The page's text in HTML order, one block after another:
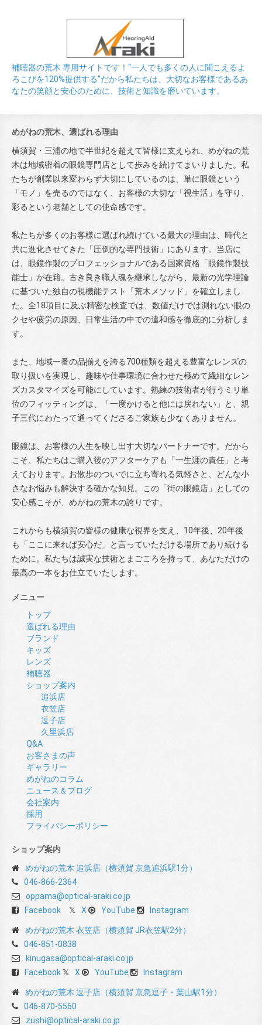
補聴器の荒木 専用サイトです！“一人でも多くの人に聞こえるよ
ろこびを120%提供する”だから私たちは、大切なお客様であるあ
なたの笑顔と安心のために、技術と知識を磨いています。
めがねの荒木、選ばれる理由
横須賀・三浦の地で半世紀を超えて皆様に支えられ、めがねの荒
木は地域密着の眼鏡専門店として歩みを続けてまいりました。私
たちが創業以来変わらず大切にしているのは、単に眼鏡という
「モノ」を売るのではなく、お客様の大切な「視生活」を守り、
彩るという老舗としての使命感です。
私たちが多くのお客様に選ばれ続けている最大の理由は、時代と
共に進化させてきた「圧倒的な専門技術」にあります。当店に
は、眼鏡作製のプロフェッショナルである国家資格「眼鏡作製技
能士」が在籍。古き良き職人魂を継承しながら、最新の光学理論
に基づいた独自の視機能テスト「荒木メソッド」を確立しまし
た。全18項目に及ぶ精密な検査では、数値だけでは測れない眼の
クセや疲労の原因、日常生活の中での違和感を徹底的に分析しま
す。
また、地域一番の品揃えを誇る700種類を超える豊富なレンズの
取り扱いを実現し、趣味や仕事環境に合わせた極めて繊細なレン
ズカスタマイズを可能にしています。熟練の技術者が行うミリ単
位のフィッティングは、「一度かけると他には戻れない」と、親
子三代にわたって通ってくださるご家族も少なくありません。
眼鏡は、お客様の人生を映し出す大切なパートナーです。だから
こそ、私たちはご購入後のアフターケアも「一生涯の責任」と考
えております。お散歩のついでに立ち寄れる気軽さと、どんな小
さなお悩みも解決する確かな知見。この「街の眼鏡店」としての
安心感こそが、めがねの荒木の誇りです。
これからも横須賀の皆様の健康な視界を支え、10年後、20年後
も「ここに来れば安心だ」と言っていただける場所であり続ける
ために。私たちは誠実な技術とまごころを持って、あなただけの
最高の一本をお仕立ていたします。
メニュー
トップ
選ばれる理由
ブランド
キッズ
レンズ
補聴器
ショップ案内
追浜店
衣笠店
逗子店
久里浜店
Q&A
お客さまの声
ギャラリー
めがねのコラム
ニュース＆ブログ
会社案内
採用
プライバシーポリシー
ショップ案内
めがねの荒木 追浜店（横須賀 京急追浜駅1分）
046-866-2364
oppama@optical-araki.co.jp
Facebook
X YouTube Instagram
めがねの荒木 衣笠店（横須賀 JR衣笠駅2分）
046-851-0838
kinugasa@optical-araki.co.jp
Facebook
X YouTube Instagram
めがねの荒木 逗子店（横須賀 京急逗子・葉山駅1分）
046-870-5560
zushi@optical-araki.co.jp